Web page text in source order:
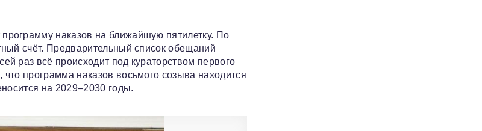
наказов на ближайшую пятилетку. По
счёт. Предварительный список обещаний
раз всё происходит под кураторством первого
что программа наказов восьмого созыва находится
на 2029–2030 годы.